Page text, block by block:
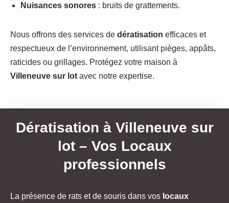
Nuisances sonores : bruits de grattements.
Nous offrons des services de dératisation efficaces et
respectueux de l’environnement, utilisant pièges, appâts,
raticides ou grillages. Protégez votre maison à
Villeneuve sur lot avec notre expertise.
Dératisation à Villeneuve sur
lot – Vos Locaux
professionnels
La présence de rats et de souris dans vos locaux